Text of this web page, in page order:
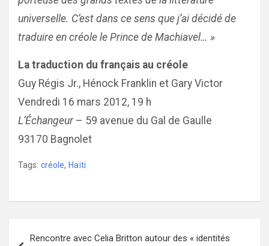
universelle. C’est dans ce sens que j’ai décidé de
traduire en créole le Prince de Machiavel… »
La traduction du français au créole
Guy Régis Jr., Hénock Franklin et Gary Victor
Vendredi 16 mars 2012, 19 h
L’Échangeur – 59 avenue du Gal de Gaulle
93170 Bagnolet
Tags: créole, Haïti
Rencontre avec Celia Britton autour des « identités